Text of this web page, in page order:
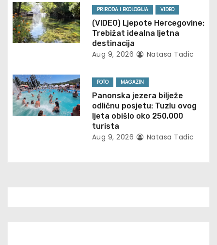
a
t
o
n
PRIRODA I EKOLOGIJA VIDEO
(VIDEO) Ljepote Hercegovine:
Trebižat idealna ljetna
destinacija
Aug 9, 2026 Natasa Tadic
FOTO MAGAZIN
Panonska jezera bilježe
odličnu posjetu: Tuzlu ovog
ljeta obišlo oko 250.000
turista
Aug 9, 2026 Natasa Tadic